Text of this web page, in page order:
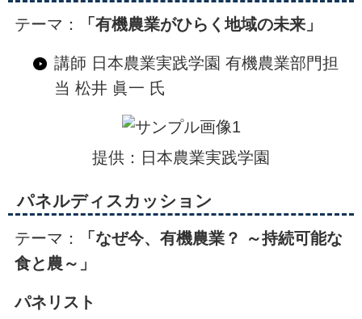
テーマ： 「有機農業がひらく地域の未来」
講師 日本農業実践学園 有機農業部門担
当 松井 眞一 氏
提供：日本農業実践学園
パネルディスカッション
テーマ：
「なぜ今、有機農業？ ～持続可能な
食と農～」
パネリスト